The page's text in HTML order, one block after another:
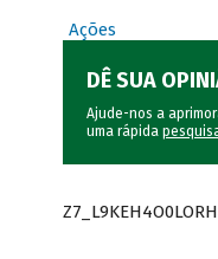
Ações
DÊ SUA
Ajude-nos a
uma rápida